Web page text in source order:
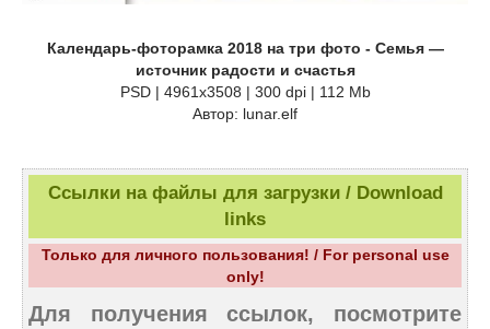
Календарь-фоторамка 2018 на три фото - Семья —
источник радости и счастья
PSD | 4961х3508 | 300 dpi | 112 Mb
Автор: lunar.elf
Ссылки на файлы для загрузки / Download
links
Только для личного пользования! / For personal use
only!
Для получения ссылок, посмотрите